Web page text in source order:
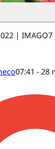
| IMAGO7
07:41 - 28